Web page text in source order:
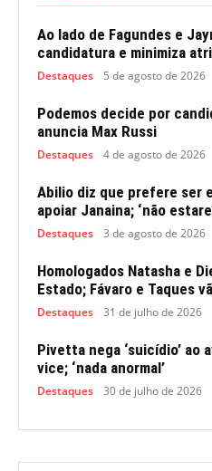
Ao lado de Fagundes e
candidatura e minimiza
Destaques 5 de agosto de 2026
Podemos decide por
anuncia Max Russi
Destaques 4 de agosto de 2026
Abilio diz que prefere ser
apoiar Janaina; ‘não
Destaques 3 de agosto de 2026
Homologados Natasha e
Estado; Fávaro e Taques
Destaques 31 de julho de 2026
Pivetta nega ‘suicídio’ ao
vice; ‘nada anormal’
Destaques 30 de julho de 2026